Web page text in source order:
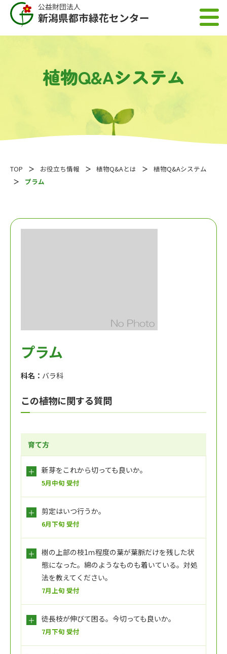
植物Q&Aシステム
TOP お役立ち情報 植物Q&Aとは
植物Q&Aシステム
プラム
プラム
科名： バラ科
この植物に関する質問
育て方
新芽をこれから切っても良いか。
5月中旬 受付
剪定はいつ行うか。
6月下旬 受付
樹の上部の枝1ｍ程度の葉が葉脈だけを残した状
態になった。綿のようなものも着いている。対処
法を教えてください。
7月上旬 受付
徒長枝が伸びて困る。今切っても良いか。
7月下旬 受付